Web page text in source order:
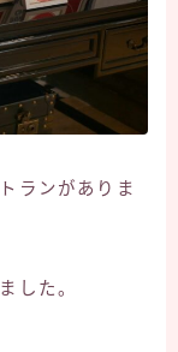
ランがありま
した。